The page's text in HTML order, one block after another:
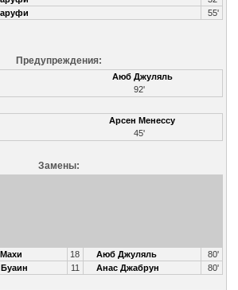
55'
Предупреждения:
Аюб Джуляль
92'
Арсен Менессу
45'
Замены:
18 Аюб Джуляль
80'
11 Анас Джабрун 80'